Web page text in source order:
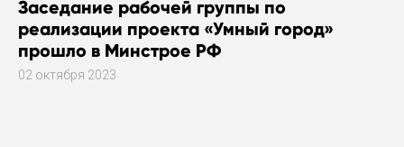
Заседание рабочей группы по
реализации проекта «Умный город»
прошло в Минстрое РФ
02 октября 2023